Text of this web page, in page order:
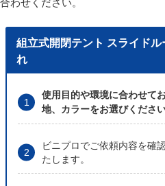
組立式開閉テント スライド
れ
使用目的や環境に合わせて
地、カラーをお選びください
ビニプロでご依頼内容を確認
たします。